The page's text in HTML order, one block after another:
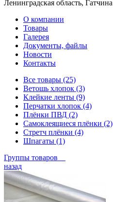
Ленинградская область, Гатчина
О компании
Товары
Галерея
Документы, файлы
Новости
Контакты
Все товары (25)
Ветошь хлопок (3)
Клейкие ленты (9)
Перчатки хлопок (4)
Плёнки ПВД (2)
Самоклеящиеся плёнки (2)
Стретч плёнки (4)
Шпагаты (1)
Группы товаров
назад